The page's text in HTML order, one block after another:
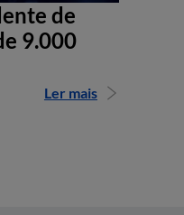
de
9.000
Ler mais